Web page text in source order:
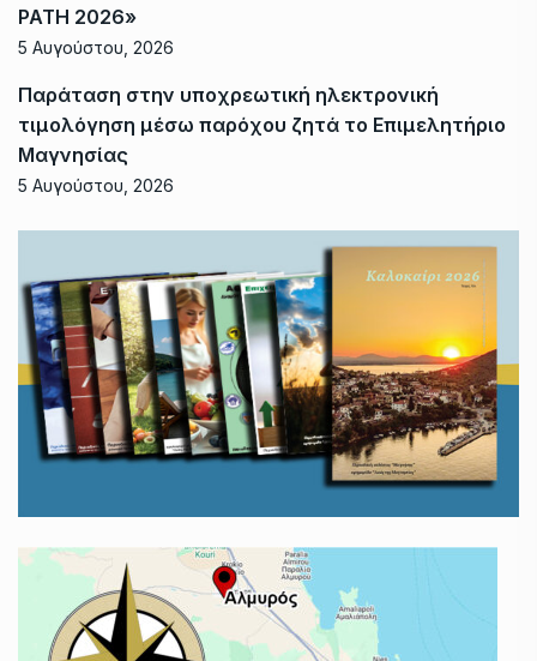
PATH 2026»
5 Αυγούστου, 2026
Παράταση στην υποχρεωτική ηλεκτρονική
τιμολόγηση μέσω παρόχου ζητά το Επιμελητήριο
Μαγνησίας
5 Αυγούστου, 2026